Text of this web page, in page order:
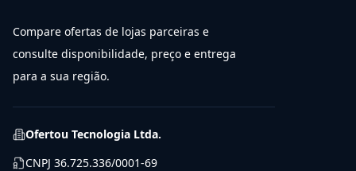
Compare ofertas de lojas parceiras e
consulte disponibilidade, preço e entrega
para a sua região.
Ofertou Tecnologia Ltda.
CNPJ 36.725.336/0001-69